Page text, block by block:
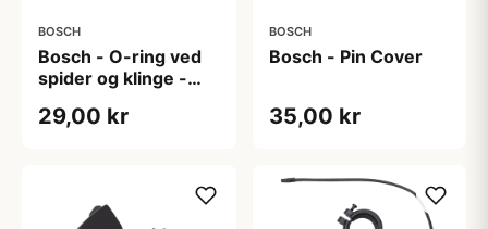
BOSCH
Bosch - O-ring ved
spider og klinge -
29,00 kr
BOSCH
Bosch - Pin Cover
35,00 kr